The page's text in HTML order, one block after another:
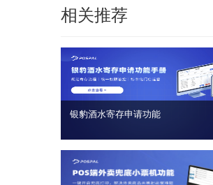
相关推荐
银豹酒水寄存申请功能